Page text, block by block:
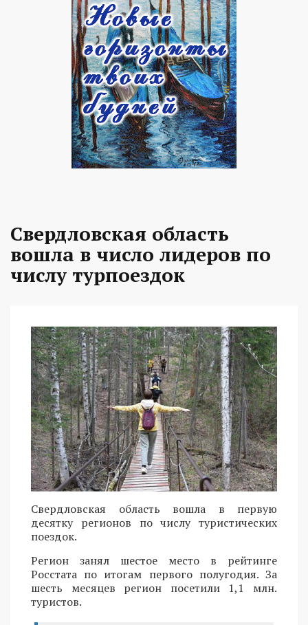
Свердловская область
вошла в число лидеров по
числу турпоездок
Свердловская область вошла в первую
десятку регионов по числу туристических
поездок.
Регион занял шестое место в рейтинге
Росстата по итогам первого полугодия. За
шесть месяцев регион посетили 1,1 млн.
туристов.